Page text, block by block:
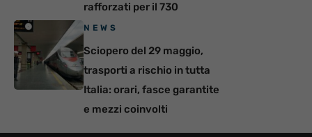
rafforzati per il 730
NEWS
Sciopero del 29 maggio,
trasporti a rischio in tutta
Italia: orari, fasce garantite
e mezzi coinvolti